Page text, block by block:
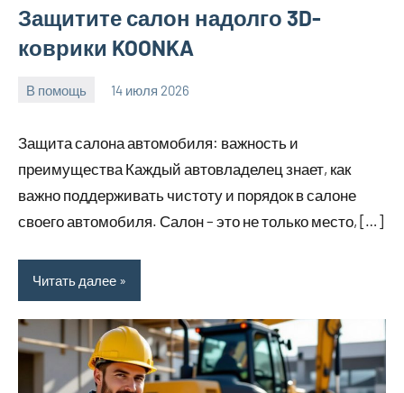
Защитите салон надолго 3D-
коврики KOONKA
В помощь 14 июля 2026
Защита салона автомобиля: важность и
преимущества Каждый автовладелец знает, как
важно поддерживать чистоту и порядок в салоне
своего автомобиля. Салон – это не только место, […]
Читать далее